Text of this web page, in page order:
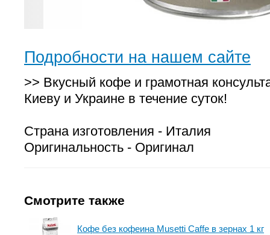
Подробности на нашем сайте
>> Вкусный кофе и грамотная
Киеву и Украине в течение суток!
Страна изготовления - Италия
Оригинальность - Оригинал
Смотрите также
Кофе без кофеина Musetti Caffe в зернах 1 кг